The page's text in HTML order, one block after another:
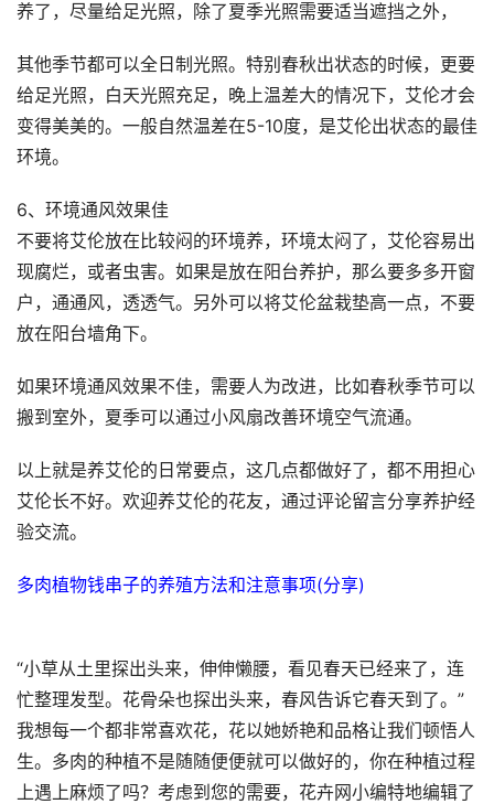
养了，尽量给足光照，除了夏季光照需要适当遮挡之外，
其他季节都可以全日制光照。特别春秋出状态的时候，更要
给足光照，白天光照充足，晚上温差大的情况下，艾伦才会
变得美美的。一般自然温差在5-10度，是艾伦出状态的最佳
环境。
6、环境通风效果佳
不要将艾伦放在比较闷的环境养，环境太闷了，艾伦容易出
现腐烂，或者虫害。如果是放在阳台养护，那么要多多开窗
户，通通风，透透气。另外可以将艾伦盆栽垫高一点，不要
放在阳台墙角下。
如果环境通风效果不佳，需要人为改进，比如春秋季节可以
搬到室外，夏季可以通过小风扇改善环境空气流通。
以上就是养艾伦的日常要点，这几点都做好了，都不用担心
艾伦长不好。欢迎养艾伦的花友，通过评论留言分享养护经
验交流。
多肉植物钱串子的养殖方法和注意事项(分享)
“小草从土里探出头来，伸伸懒腰，看见春天已经来了，连
忙整理发型。花骨朵也探出头来，春风告诉它春天到了。”
我想每一个都非常喜欢花，花以她娇艳和品格让我们顿悟人
生。多肉的种植不是随随便便就可以做好的，你在种植过程
上遇上麻烦了吗？考虑到您的需要，花卉网小编特地编辑了